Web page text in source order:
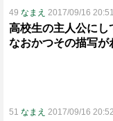
49 なまえ 2017/09/16
高校生の主人公にし
なおかつその描写が
51 なまえ 2017/09/16